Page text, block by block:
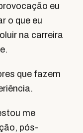
eu
o que eu
na carreira
que fazem
me
pós-